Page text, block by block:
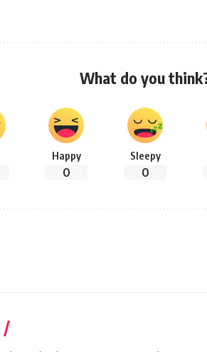
What do you
Happy
0
Sleepy
0